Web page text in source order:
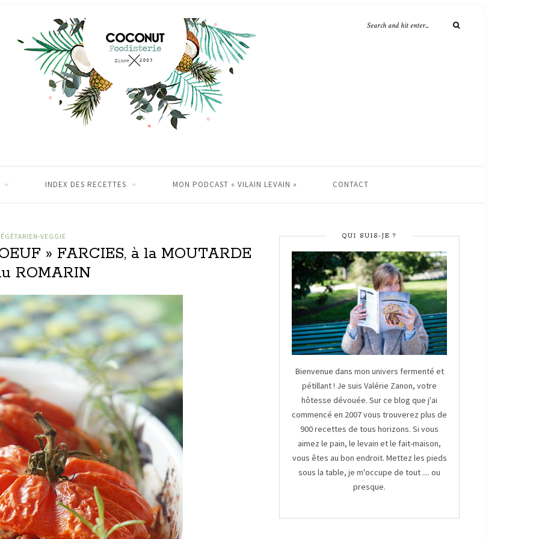
INDEX DES RECETTES MON PODCAST « VILAIN LEVAIN » CONTACT
VEGGIE
» FARCIES, à la MOUTARDE
ROMARIN
QUI SUIS-JE ?
Bienvenue dans mon univers fermenté et
pétillant ! Je suis Valérie Zanon, votre
hôtesse dévouée. Sur ce blog que j'ai
commencé en 2007 vous trouverez plus de
900 recettes de tous horizons. Si vous
aimez le pain, le levain et le fait-maison,
vous êtes au bon endroit. Mettez les pieds
sous la table, je m'occupe de tout .... ou
presque.